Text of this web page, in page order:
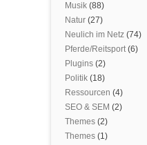
Musik (88)
Natur (27)
Neulich im Netz (74)
Pferde/Reitsport(6)
Plugins (2)
Politik (18)
Ressourcen (4)
SEO & SEM (2)
Themes (2)
Themes (1)